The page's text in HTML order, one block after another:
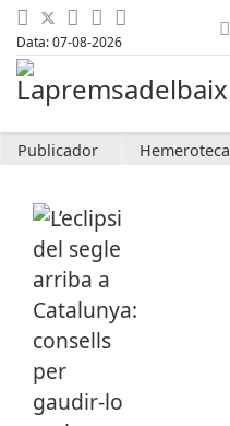
Data: 07-08-2026
Publicador Hemeroteca